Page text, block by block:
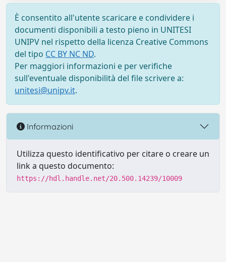
È consentito all'utente scaricare e condividere i
documenti disponibili a testo pieno in UNITESI
UNIPV nel rispetto della licenza Creative Commons
del tipo CC BY NC ND.
Per maggiori informazioni e per verifiche
sull'eventuale disponibilità del file scrivere a:
unitesi@unipv.it.
Informazioni
Utilizza questo identificativo per citare o creare un
link a questo documento:
https://hdl.handle.net/20.500.14239/10009